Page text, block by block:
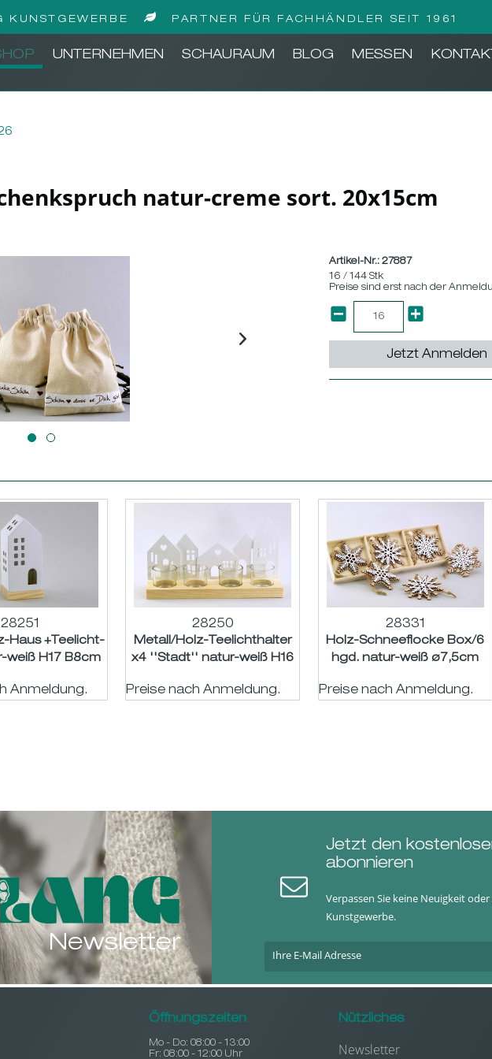
KUNSTGEWERBE PARTNER FÜR FACHHÄNDLER SEIT 1961
UNTERNEHMEN SCHAURAUM BLOG MESSEN
natur-creme sort. 20x15cm
Artikel-Nr.:27887
16 / 144 Stk
Preise sind erst nach der
Jetzt Anmelden
28251
Haus +Teelicht-
weiß H17 B8cm
Anmeldung.
28250
Metall/Holz-Teelichthalter
x4 ''Stadt'' natur-weiß H16
Preise nach Anmeldung.
28331
Holz-Schneeflocke Box/6
hgd. natur-weiß ø7,5cm
Preise nach Anmeldung.
Newsletter
Jetzt den
abonnieren
Verpassen Sie keine Neuigkeit
Kunstgewerbe.
Öffnungszeiten
Mo - Do: 08:00 - 13:00
Fr: 08:00 - 12:00 Uhr
Nützliches
Newsletter